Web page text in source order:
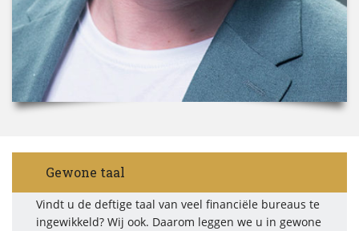
Gewone taal
Vindt u de deftige taal van veel financiële bureaus te
ingewikkeld? Wij ook. Daarom leggen we u in gewone